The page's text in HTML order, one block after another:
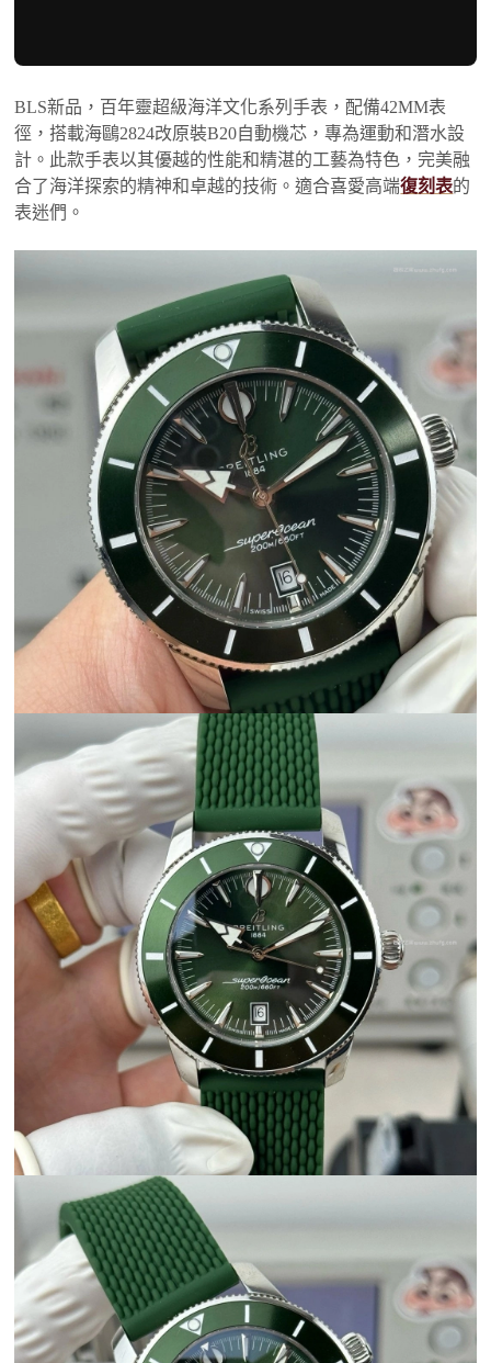
BLS新品，百年靈超級海洋文化系列手表，配備42MM表
徑，搭載海鷗2824改原裝B20自動機芯，專為運動和潛水設
計。此款手表以其優越的性能和精湛的工藝為特色，完美融
合了海洋探索的精神和卓越的技術。適合喜愛高端復刻表的
表迷們。